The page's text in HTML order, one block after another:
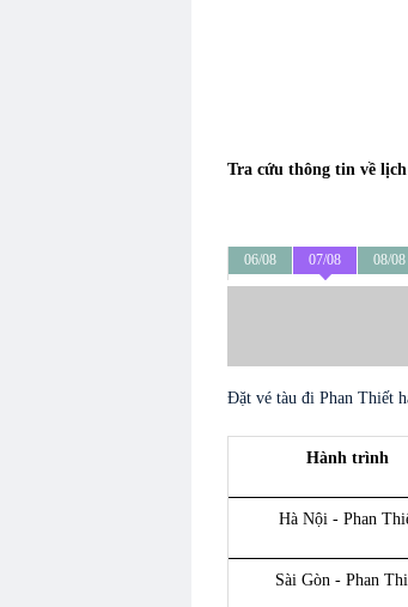
Tra cứu thông tin về
06/08 07/08 08/08
Đặt vé tàu đi Phan Thiết
Hành trình
Hà Nội - Phan
Sài Gòn - Phan